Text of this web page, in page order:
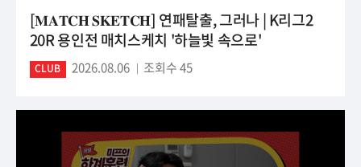
[𝐌𝐀𝐓𝐂𝐇 𝐒𝐊𝐄𝐓𝐂𝐇] 연패탈출, 그러나 | K리그2
20R 용인전 매치스케치 '하늘빛 속으로'
CLUB 2026.08.06 조회수 45